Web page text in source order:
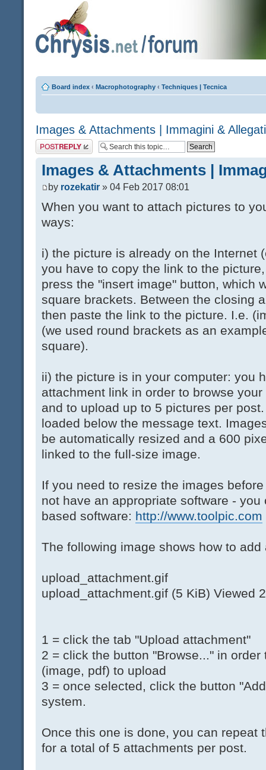
Board index ‹ Macrophotography ‹ Techniques | Tecnica
Images & Attachments | Immagini & Allegati
Post a reply
Images & Attachments |
by rozekatir » 04 Feb 2017 08:01
When you want to attach pictures to
ways:
i) the picture is already on the Internet
you have to copy the link to the
press the "insert image" button, which
square brackets. Between the closing
then paste the link to the picture. I.e.
(we used round brackets as an
square).
ii) the picture is in your computer: you
attachment link in order to browse
and to upload up to 5 pictures per
loaded below the message text.
be automatically resized and a 600
linked to the full-size image.
If you need to resize the images
not have an appropriate software -
based software: http://www.toolpic.com
The following image shows how to add
upload_attachment.gif
upload_attachment.gif (5 KiB) Viewed
1 = click the tab "Upload attachment"
2 = click the button "Browse..." in
(image, pdf) to upload
3 = once selected, click the button
system.
Once this one is done, you can repeat
for a total of 5 attachments per post.